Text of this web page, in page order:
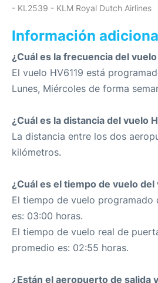
- KL2539 - KLM Royal Dutch Airlines
Información
¿Cuál es la frecuencia del
El vuelo HV6119 está
Lunes, Miércoles de forma
¿Cuál es la distancia del vuelo
La distancia entre los dos
kilómetros.
¿Cuál es el tiempo de vuelo del
El tiempo de vuelo programado
es: 03:00 horas.
El tiempo de vuelo real de
promedio es: 02:55 horas.
¿Están el aeropuerto de salida